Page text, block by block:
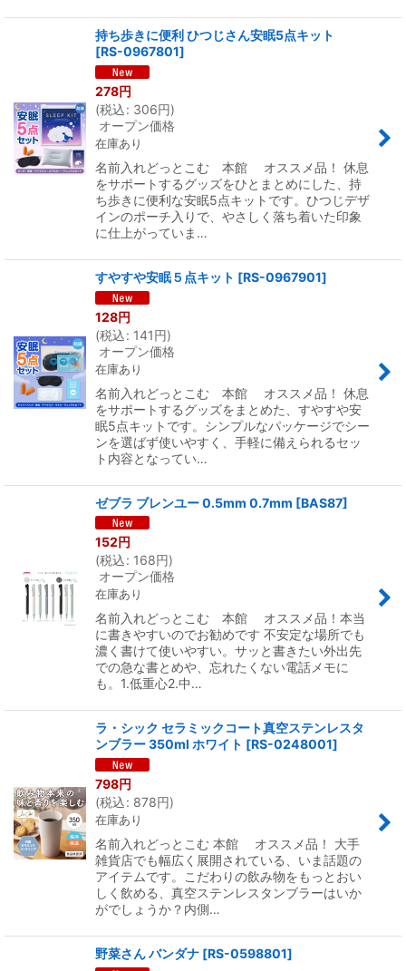
持ち歩きに便利 ひつじさん安眠5点キット
[RS-0967801]
278円
(税込: 306円)
オープン価格
在庫あり
名前入れどっとこむ 本館 オススメ品！ 休息
をサポートするグッズをひとまとめにした、持
ち歩きに便利な安眠5点キットです。ひつじデザ
インのポーチ入りで、やさしく落ち着いた印象
に仕上がっていま…
すやすや安眠５点キット [RS-0967901]
128円
(税込: 141円)
オープン価格
在庫あり
名前入れどっとこむ 本館 オススメ品！ 休息
をサポートするグッズをまとめた、すやすや安
眠5点キットです。シンプルなパッケージでシー
ンを選ばず使いやすく、手軽に備えられるセッ
ト内容となってい…
ゼブラ ブレンユー 0.5mm 0.7mm [BAS87]
152円
(税込: 168円)
オープン価格
在庫あり
名前入れどっとこむ 本館 オススメ品！本当
に書きやすいのでお勧めです 不安定な場所でも
濃く書けて使いやすい。サッと書きたい外出先
での急な書とめや、忘れたくない電話メモに
も。1.低重心2.中…
ラ・シック セラミックコート真空ステンレスタ
ンブラー 350ml ホワイト [RS-0248001]
798円
(税込: 878円)
在庫あり
名前入れどっとこむ 本館 オススメ品！ 大手
雑貨店でも幅広く展開されている、いま話題の
アイテムです。こだわりの飲み物をもっとおい
しく飲める、真空ステンレスタンブラーはいか
がでしょうか？内側…
野菜さん バンダナ [RS-0598801]